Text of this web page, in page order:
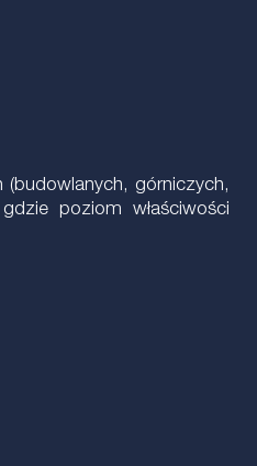
górniczych,
poziom właściwości